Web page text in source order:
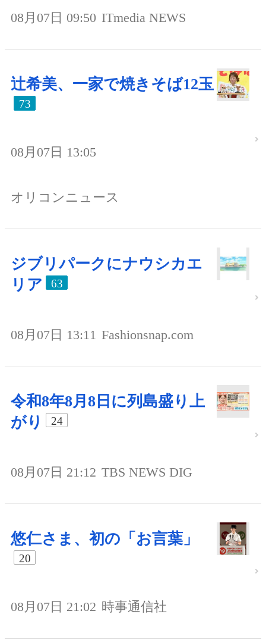
08月07日 09:50 ITmedia NEWS
辻希美、一家で焼きそば12玉
73
08月07日 13:05
オリコンニュース
ジブリパークにナウシカエ
リア
63
08月07日 13:11 Fashionsnap.com
令和8年8月8日に列島盛り上
がり
24
08月07日 21:12 TBS NEWS DIG
悠仁さま、初の「お言葉」
20
08月07日 21:02 時事通信社